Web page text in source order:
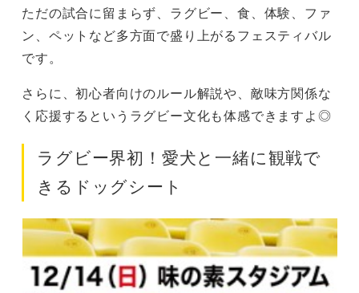
ただの試合に留まらず、ラグビー、食、体験、ファ
ン、ペットなど多方面で盛り上がるフェスティバル
です。
さらに、初心者向けのルール解説や、敵味方関係な
く応援するというラグビー文化も体感できますよ◎
ラグビー界初！愛犬と一緒に観戦で
きるドッグシート